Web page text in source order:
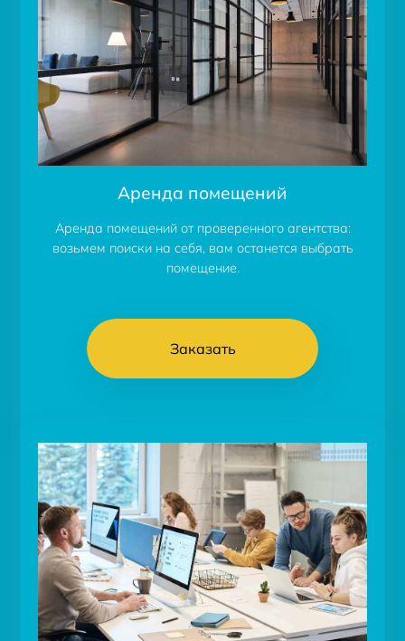
Аренда помещений
Аренда помещений от проверенного агентства:
возьмем поиски на себя, вам останется выбрать
помещение.
Заказать